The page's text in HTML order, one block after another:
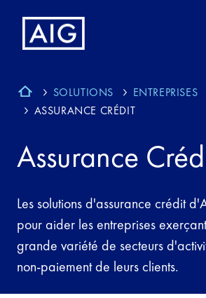
SOLUTIONS
ENTREPRISES
ASSURANCE CRÉDIT
Assurance
Les solutions d'assurance crédit
pour aider les entreprises
grande variété de secteurs
non-paiement de leurs clients.